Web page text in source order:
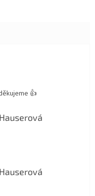
5 hvězdiček.
👍
5 hvězdiček.
5 hvězdiček.